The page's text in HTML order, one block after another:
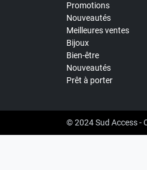
Promotions
Nouveautés
Meilleures ventes
Bijoux
Bien-être
Nouveautés
Prêt à porter
© 2024Sud Access -